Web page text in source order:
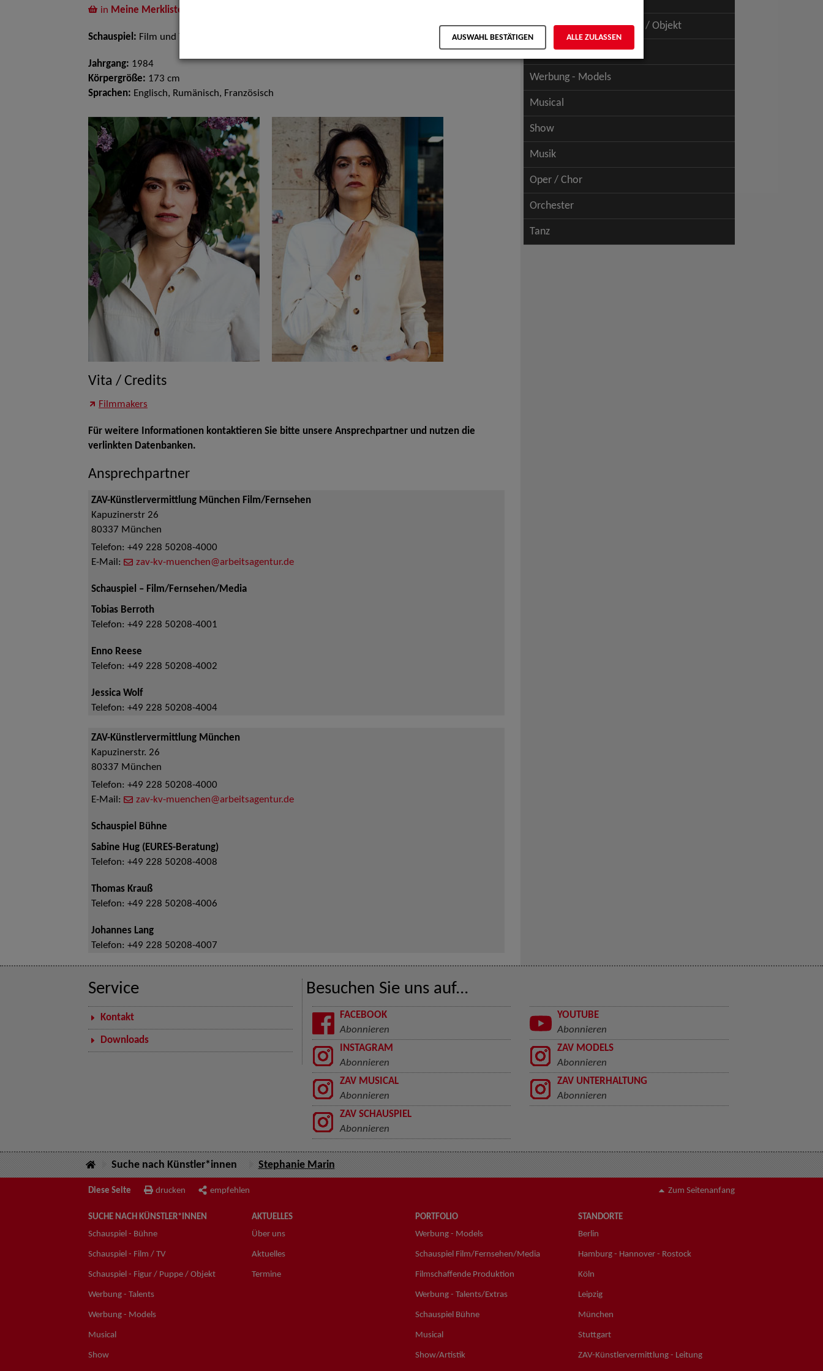
in Meine Merkliste
Schauspiel: Film und TV, Bühne
Jahrgang: 1984
Körpergröße: 173 cm
Sprachen: Englisch, Rumänisch, Französisch
Vita / Credits
Filmmakers
Für weitere Informationen kontaktieren Sie bitte unsere Ansprechpartner und nutzen die
verlinkten Datenbanken.
Ansprechpartner
ZAV-Künstlervermittlung München Film/Fernsehen
Kapuzinerstr 26
80337 München
Telefon: +49 228 50208-4000
E-Mail:
zav-kv-muenchen@arbeitsagentur.de
Schauspiel – Film/Fernsehen/Media
Tobias Berroth
Telefon: +49 228 50208-4001
Enno Reese
Telefon: +49 228 50208-4002
Jessica Wolf
Telefon: +49 228 50208-4004
ZAV-Künstlervermittlung München
Kapuzinerstr. 26
80337 München
Telefon: +49 228 50208-4000
E-Mail:
zav-kv-muenchen@arbeitsagentur.de
Schauspiel Bühne
Sabine Hug (EURES-Beratung)
Telefon: +49 228 50208-4008
Thomas Krauß
Telefon: +49 228 50208-4006
Johannes Lang
Telefon: +49 228 50208-4007
Schauspiel - Figur / Puppe / Objekt
Werbung - Talents
Werbung - Models
Musical
Show
Musik
Oper / Chor
Orchester
Tanz
Service
Kontakt
Downloads
Besuchen Sie uns auf...
FACEBOOK
Abonnieren
YOUTUBE
Abonnieren
INSTAGRAM
Abonnieren
ZAV MODELS
Abonnieren
ZAV MUSICAL
Abonnieren
ZAV UNTERHALTUNG
Abonnieren
ZAV SCHAUSPIEL
Abonnieren
Suche nach Künstler*innen Stephanie Marin
Diese Seite drucken empfehlen Zum Seitenanfang
SUCHE NACH KÜNSTLER*INNEN
Schauspiel - Bühne
Schauspiel - Film / TV
Schauspiel - Figur / Puppe / Objekt
Werbung - Talents
Werbung - Models
Musical
Show
AKTUELLES
Über uns
Aktuelles
Termine
PORTFOLIO
Werbung - Models
Schauspiel Film/Fernsehen/Media
Filmschaffende Produktion
Werbung - Talents/Extras
Schauspiel Bühne
Musical
Show/Artistik
STANDORTE
Berlin
Hamburg - Hannover - Rostock
Köln
Leipzig
München
Stuttgart
ZAV-Künstlervermittlung - Leitung
AUSWAHL BESTÄTIGEN ALLE ZULASSEN